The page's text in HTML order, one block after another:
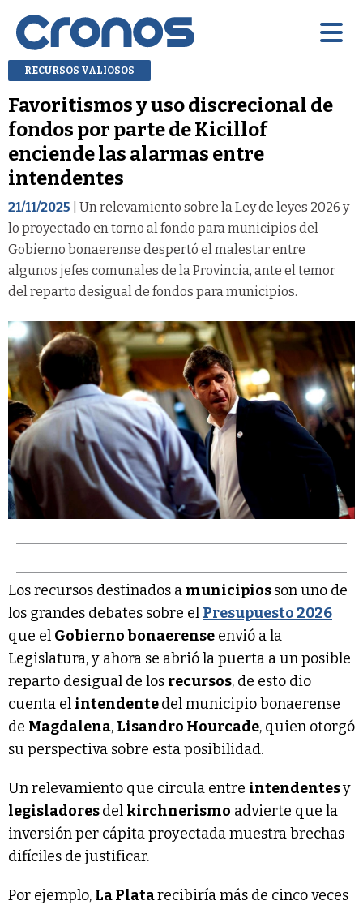
RECURSOS VALIOSOS
Favoritismos y uso discrecional de
fondos por parte de Kicillof
enciende las alarmas entre
intendentes
21/11/2025 | Un relevamiento sobre la Ley de leyes 2026 y
lo proyectado en torno al fondo para municipios del
Gobierno bonaerense despertó el malestar entre
algunos jefes comunales de la Provincia, ante el temor
del reparto desigual de fondos para municipios.
Los recursos destinados a municipiosson uno de
los grandes debates sobre el Presupuesto 2026
que el Gobierno bonaerense envió a la
Legislatura, y ahora se abrió la puerta a un posible
reparto desigual de los recursos, de esto dio
cuenta el intendentedel municipio bonaerense
de Magdalena, Lisandro Hourcade, quien otorgó
su perspectiva sobre esta posibilidad.
Un relevamiento que circula entre intendentesy
legisladoresdel kirchnerismo advierte que la
inversión per cápita proyectada muestra brechas
difíciles de justificar.
Por ejemplo, La Platarecibiría más de cinco veces